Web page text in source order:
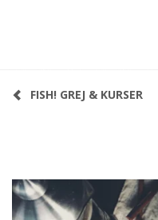
FISH! GREJ & KURSER